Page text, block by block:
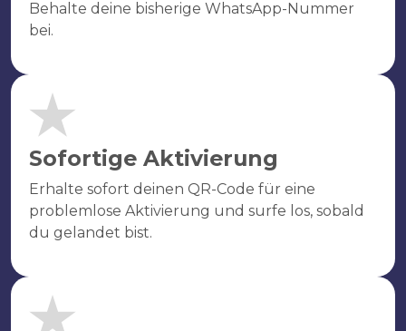
Behalte deine bisherige WhatsApp-Nummer
bei.
Sofortige Aktivierung
Erhalte sofort deinen QR-Code für eine
problemlose Aktivierung und surfe los, sobald
du gelandet bist.